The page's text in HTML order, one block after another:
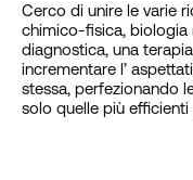
Cerco di unire le varie
chimico-fisica, biologia
diagnostica, una
incrementare l’
stessa, perfezionando
solo quelle più